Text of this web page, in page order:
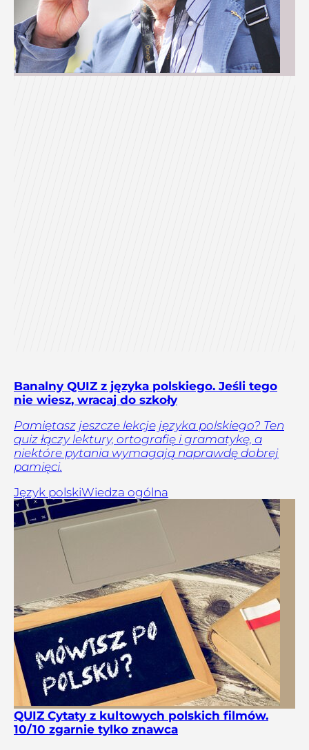
Banalny QUIZ z języka polskiego. Jeśli tego
nie wiesz, wracaj do szkoły
Pamiętasz jeszcze lekcje języka polskiego? Ten
quiz łączy lektury, ortografię i gramatykę, a
niektóre pytania wymagają naprawdę dobrej
pamięci.
Język polskiWiedza ogólna
QUIZ Cytaty z kultowych polskich filmów.
10/10 zgarnie tylko znawca